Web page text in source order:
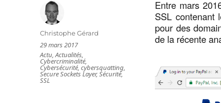
Entre mars
SSL contenant
pour des
de la récente
Auteur
Christophe Gérard
Publié
29 mars 2017
Catégories
Actu ,Actualités
Cybercriminalité
Cybersécurité ,cybersquatting
Secure Sockets Layer,Sécurité,
SSL